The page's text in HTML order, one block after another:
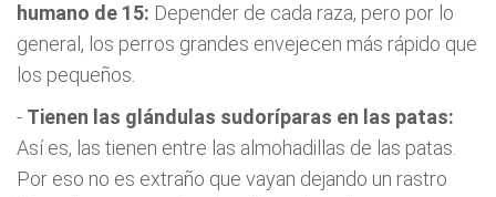
humano de 15: Depender de cada raza, pero por lo
general, los perros grandes envejecen más rápido que
los pequeños.
- Tienen las glándulas sudoríparas en las patas:
Así es, las tienen entre las almohadillas de las patas.
Por eso no es extraño que vayan dejando un rastro